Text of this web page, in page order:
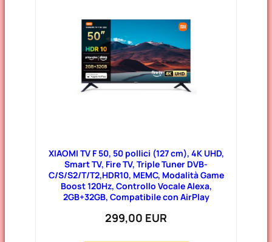
XIAOMI TV F 50, 50 pollici (127 cm), 4K UHD,
Smart TV, Fire TV, Triple Tuner DVB-
C/S/S2/T/T2,HDR10, MEMC, Modalità Game
Boost 120Hz, Controllo Vocale Alexa,
2GB+32GB, Compatibile con AirPlay
299,00 EUR